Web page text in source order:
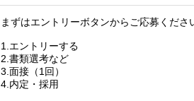
まずはエントリーボタンからご応募くだ
1.エントリーする
2.書類選考など
3.面接（1回）
4.内定・採用